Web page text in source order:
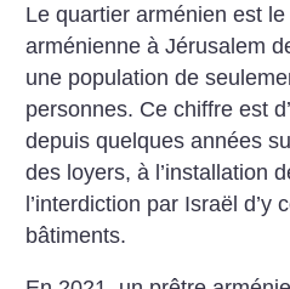
Le quartier arménien est
arménienne à Jérusalem
une population de
personnes. Ce chiffre est
depuis quelques années
des loyers, à l’installation
l’interdiction par Israël d’y
bâtiments.